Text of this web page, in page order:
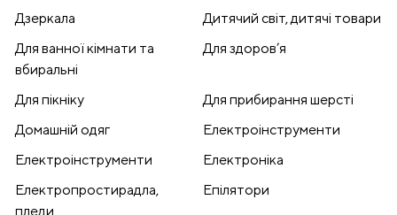
Дзеркала
Дитячий світ, дитячі товари
Для ванної кімнати та
вбиральні
Для здоров’я
Для пікніку
Для прибирання шерсті
Домашній одяг
Електроінструменти
Електроінструменти
Електроніка
Електропростирадла,
пледи
Епілятори